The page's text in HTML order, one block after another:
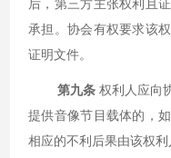
后，第三方主张权利且
承担。协会有权要求该
证明文件。
第九条 权利人应向
提供音像节目载体的，
相应的不利后果由该权利